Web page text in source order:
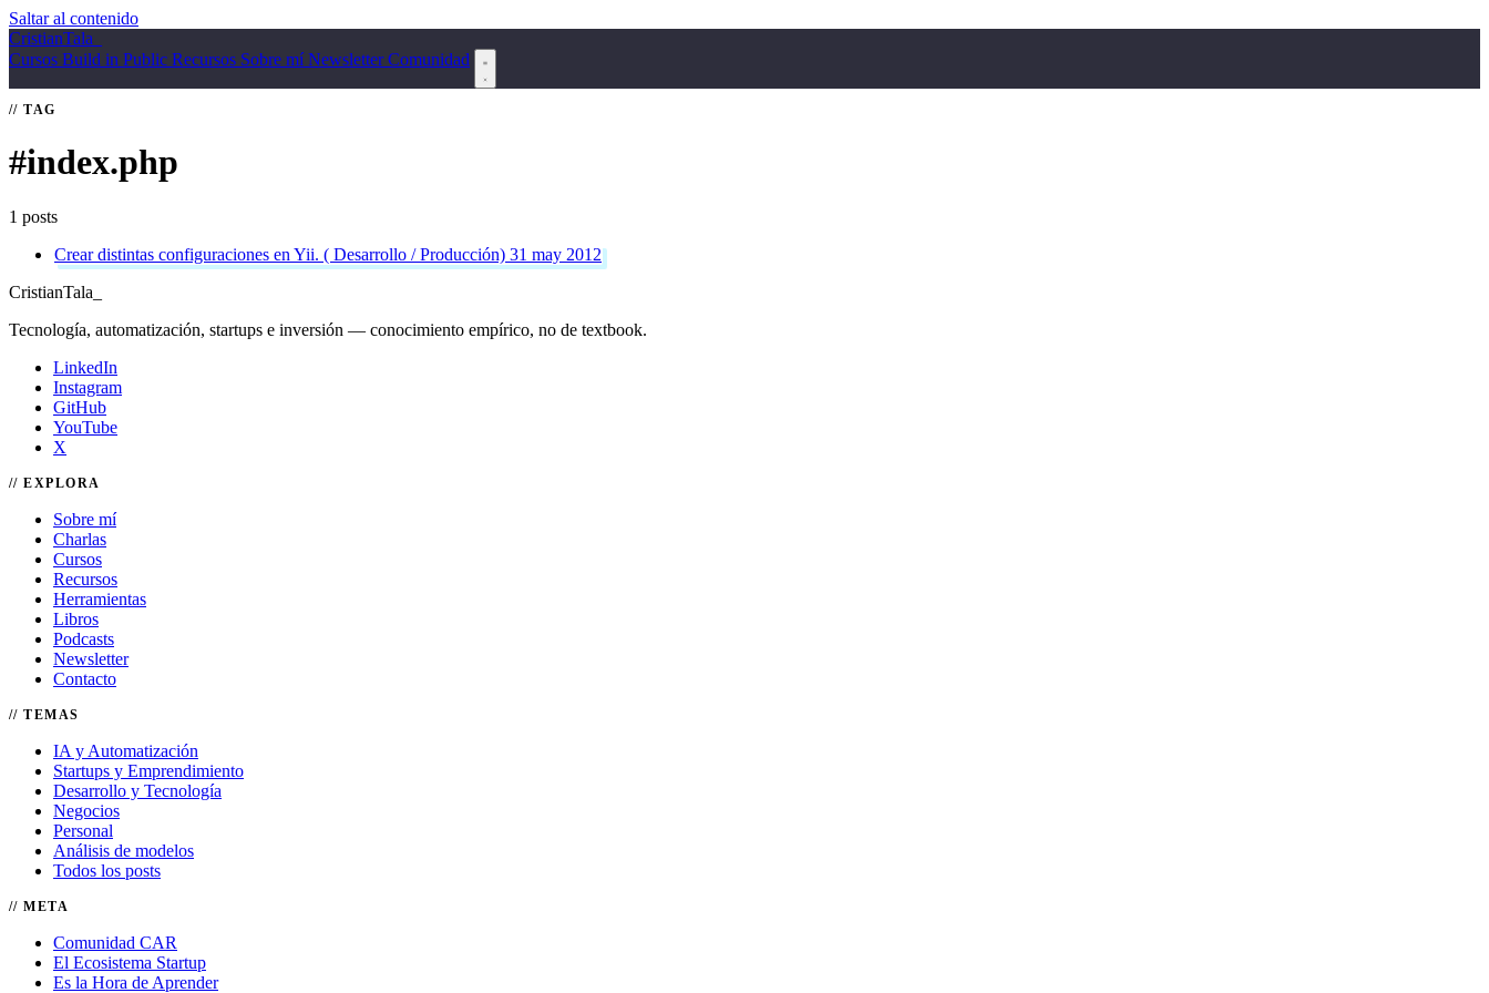
Saltar al contenido
CristianTala
Cursos Build in Public Recursos Sobre míNewsletterComunidad
TAG
#index.php
1 posts
Crear distintas configuraciones en Yii. ( Desarrollo / Producción) 31 may 2012
CristianTala
Tecnología, automatización, startups e inversión — conocimiento empírico, no de textbook.
LinkedIn
Instagram
GitHub
YouTube
X
EXPLORA
Sobre mí
Charlas
Cursos
Recursos
Herramientas
Libros
Podcasts
Newsletter
Contacto
TEMAS
IA y Automatización
Startups y Emprendimiento
Desarrollo y Tecnología
Negocios
Personal
Análisis de modelos
Todos los posts
META
Comunidad CAR
El Ecosistema Startup
Es la Hora de Aprender